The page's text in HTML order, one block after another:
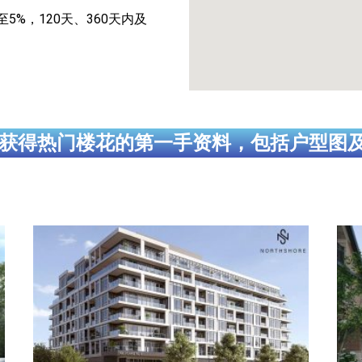
5%，120天、360天内及
得热门楼花的第一手资料，包括户型图